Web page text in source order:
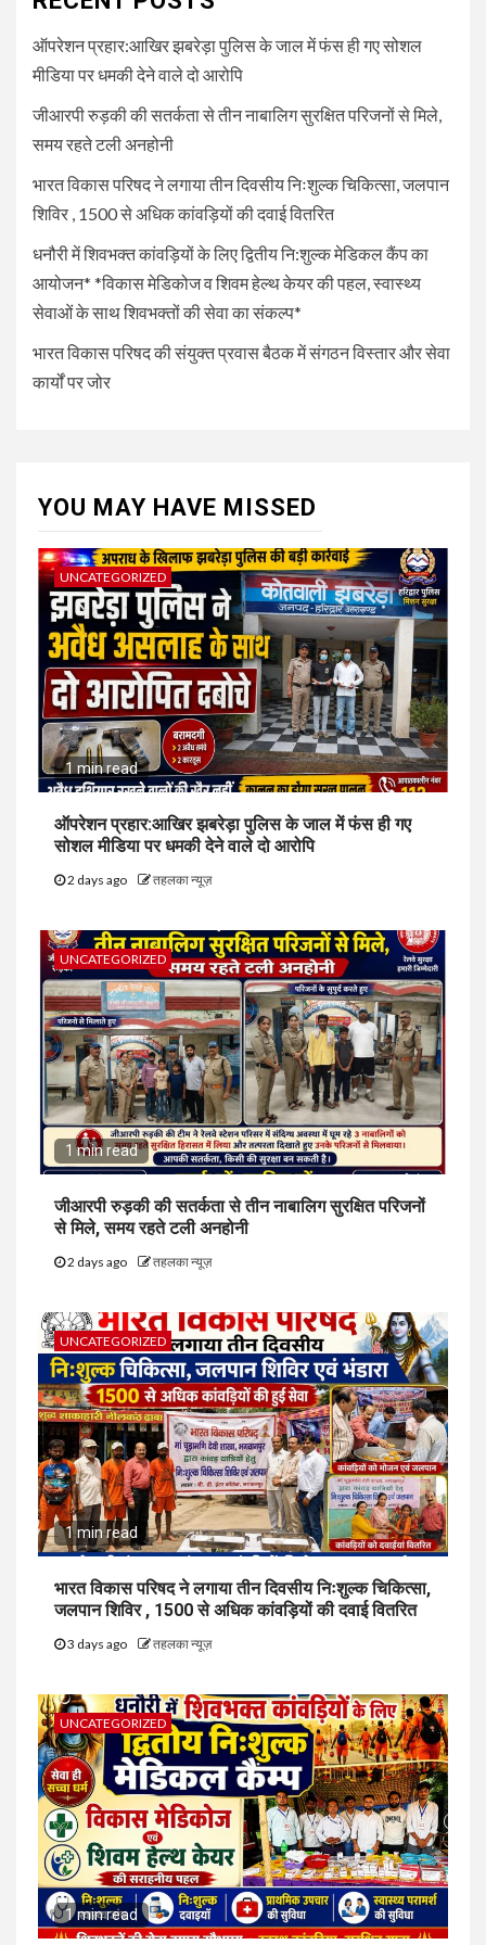
हेल्थ केयर की पहल, स्वास्थ्य सेवाओं
के साथ शिवभक्तों की सेवा का संकल्प*
5
बैठक में संगठन विस्तार और सेवा कार्यों
पर जोर
ऑपरेशन प्रहार:आखिर झबरेड़ा पुलिस के जाल में फंस ही गए सोशल
मीडिया पर धमकी देने वाले दो आरोपि
जीआरपी रुड़की की सतर्कता से तीन नाबालिग सुरक्षित परिजनों से मिले,
समय रहते टली अनहोनी
भारत विकास परिषद ने लगाया तीन दिवसीय निःशुल्क चिकित्सा, जलपान
शिविर , 1500 से अधिक कांवड़ियों की दवाई वितरित
धनौरी में शिवभक्त कांवड़ियों के लिए द्वितीय नि:शुल्क मेडिकल कैंप का
आयोजन* *विकास मेडिकोज व शिवम हेल्थ केयर की पहल, स्वास्थ्य
सेवाओं के साथ शिवभक्तों की सेवा का संकल्प*
भारत विकास परिषद की संयुक्त प्रवास बैठक में संगठन विस्तार और सेवा
कार्यों पर जोर
YOU MAY HAVE MISSED
UNCATEGORIZED
1 min read
ऑपरेशन प्रहार:आखिर झबरेड़ा पुलिस के जाल में फंस ही गए
सोशल मीडिया पर धमकी देने वाले दो आरोपि
2 days ago तहलका न्यूज़
UNCATEGORIZED
1 min read
जीआरपी रुड़की की सतर्कता से तीन नाबालिग सुरक्षित परिजनों
से मिले, समय रहते टली अनहोनी
2 days ago तहलका न्यूज़
UNCATEGORIZED
1 min read
भारत विकास परिषद ने लगाया तीन दिवसीय निःशुल्क चिकित्सा,
जलपान शिविर , 1500 से अधिक कांवड़ियों की दवाई वितरित
3 days ago तहलका न्यूज़
UNCATEGORIZED
1 min read